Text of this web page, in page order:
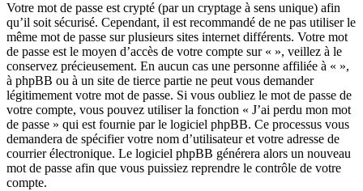
Votre mot de passe est crypté (par un cryptage à sens unique) afin
qu’il soit sécurisé. Cependant, il est recommandé de ne pas utiliser le
même mot de passe sur plusieurs sites internet différents. Votre mot
de passe est le moyen d’accès de votre compte sur « », veillez à le
conservez précieusement. En aucun cas une personne affiliée à « »,
à phpBB ou à un site de tierce partie ne peut vous demander
légitimement votre mot de passe. Si vous oubliez le mot de passe de
votre compte, vous pouvez utiliser la fonction « J’ai perdu mon mot
de passe » qui est fournie par le logiciel phpBB. Ce processus vous
demandera de spécifier votre nom d’utilisateur et votre adresse de
courrier électronique. Le logiciel phpBB générera alors un nouveau
mot de passe afin que vous puissiez reprendre le contrôle de votre
compte.